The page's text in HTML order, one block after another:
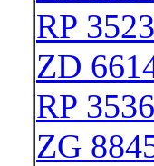
RP
ZD
RP
ZG